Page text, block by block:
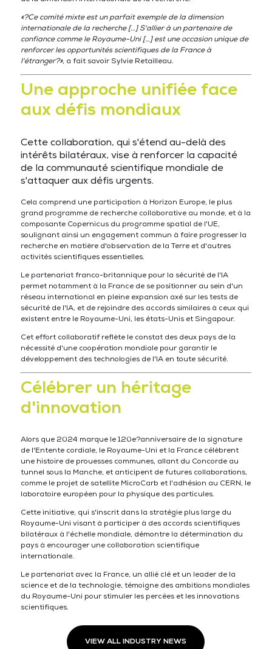
«?Ce comité mixte est un parfait exemple de la dimension
internationale de la recherche […] S'allier à un partenaire de
confiance comme le Royaume-Uni […] est une occasion unique de
renforcer les opportunités scientifiques de la France à
l'étranger?», a fait savoir Sylvie Retailleau.
Une approche unifiée face
aux défis mondiaux
Cette collaboration, qui s'étend au-delà des
intérêts bilatéraux, vise à renforcer la capacité
de la communauté scientifique mondiale de
s'attaquer aux défis urgents.
Cela comprend une participation à Horizon Europe, le plus
grand programme de recherche collaborative au monde, et à la
composante Copernicus du programme spatial de l'UE,
soulignant ainsi un engagement commun à faire progresser la
recherche en matière d'observation de la Terre et d'autres
activités scientifiques essentielles.
Le partenariat franco-britannique pour la sécurité de l'IA
permet notamment à la France de se positionner au sein d'un
réseau international en pleine expansion axé sur les tests de
sécurité de l'IA, et de rejoindre des accords similaires à ceux qui
existent entre le Royaume-Uni, les états-Unis et Singapour.
Cet effort collaboratif reflète le constat des deux pays de la
nécessité d'une coopération mondiale pour garantir le
développement des technologies de l'IA en toute sécurité.
Célébrer un héritage
d'innovation
Alors que 2024 marque le 120e?anniversaire de la signature
de l'Entente cordiale, le Royaume-Uni et la France célèbrent
une histoire de prouesses communes, allant du Concorde au
tunnel sous la Manche, et anticipent de futures collaborations,
comme le projet de satellite MicroCarb et l'adhésion au CERN, le
laboratoire européen pour la physique des particules.
Cette initiative, qui s'inscrit dans la stratégie plus large du
Royaume-Uni visant à participer à des accords scientifiques
bilatéraux à l'échelle mondiale, démontre la détermination du
pays à encourager une collaboration scientifique
internationale.
Le partenariat avec la France, un allié clé et un leader de la
science et de la technologie, témoigne des ambitions mondiales
du Royaume-Uni pour stimuler les percées et les innovations
scientifiques.
VIEW ALL INDUSTRY NEWS